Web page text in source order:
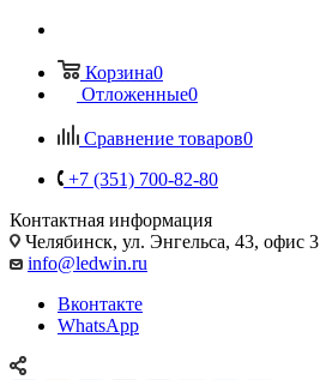
Корзина0
Отложенные0
Сравнение товаров0
+7 (351) 700-82-80
Контактная информация
Челябинск, ул. Энгельса, 43, офис 3
info@ledwin.ru
Вконтакте
WhatsApp